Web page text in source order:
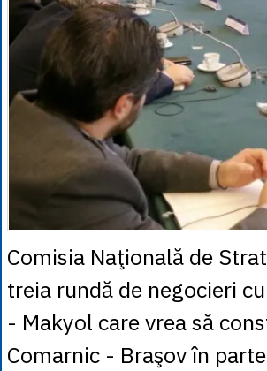
Comisia Naţională de
treia rundă de negocieri
- Makyol care vrea să
Comarnic - Braşov în